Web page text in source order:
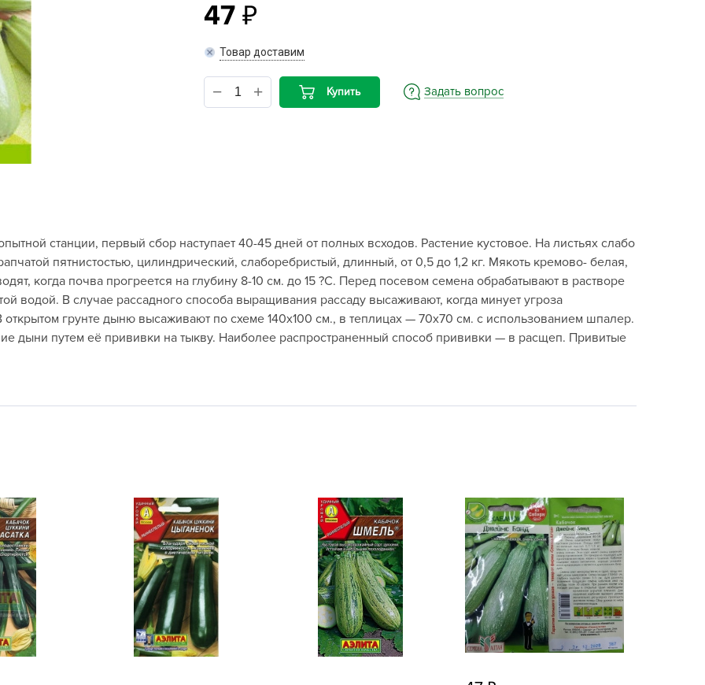
Bona Forte
Dacha Group
Grass
Green Boom
Grinda
GRIZZLY
HoZelock
LISTOK
Raco
Rehau
Robin Green
Rubit
Santino
Terra Vita
TORNADICA
47
Товар доставим
Купить Задать вопрос
станции, первый сбор наступает 40-45 дней от полных всходов. Растение кустовое. На листьях слабо
пятнистостью, цилиндрический, слаборебристый, длинный, от 0,5 до 1,2 кг. Мякоть кремово- белая,
когда почва прогреется на глубину 8-10 см. до 15 ?С. Перед посевом семена обрабатывают в растворе
водой. В случае рассадного способа выращивания рассаду высаживают, когда минует угроза
открытом грунте дыню высаживают по схеме 140х100 см., в теплицах — 70х70 см. с использованием шпалер.
дыни путем её прививки на тыкву. Наиболее распространенный способ прививки — в расщеп. Привитые